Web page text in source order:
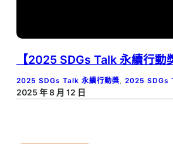
【2025 SDGs Talk 永續行
2025 SDGs Talk 永續行動獎, 2025 SDGs
2025 年 8 月 12 日